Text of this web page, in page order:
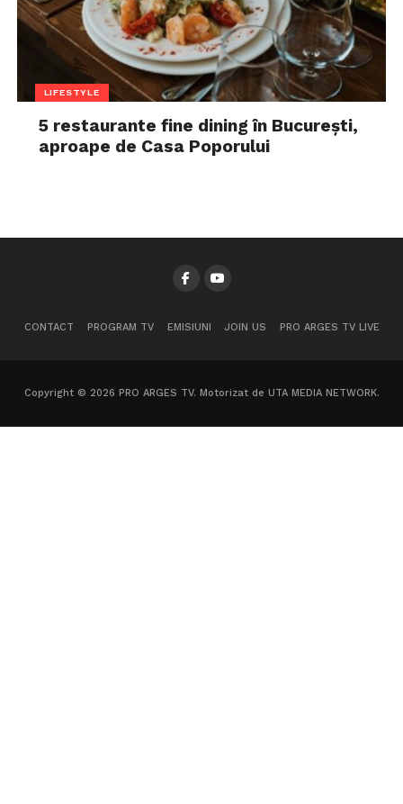
LIFESTYLE
5 restaurante fine dining în București,
aproape de Casa Poporului
CONTACT PROGRAM TV EMISIUNI JOIN US PRO ARGES TV LIVE
Copyright © 2026 PRO ARGES TV. Motorizat de UTA MEDIA NETWORK.